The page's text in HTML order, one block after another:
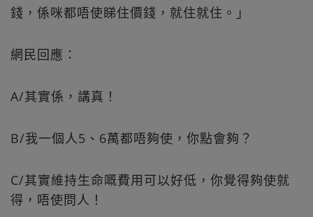
錢，係咪都唔使睇住價錢，就住就住。」
網民回應：
A/其實係，講真！
B/我一個人5、6萬都唔夠使，你點會夠？
C/其實維持生命嘅費用可以好低，你覺得夠使就
得，唔使問人！